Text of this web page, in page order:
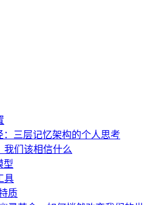
三层记忆架构的个人思考
我们该相信什么
型
具
质